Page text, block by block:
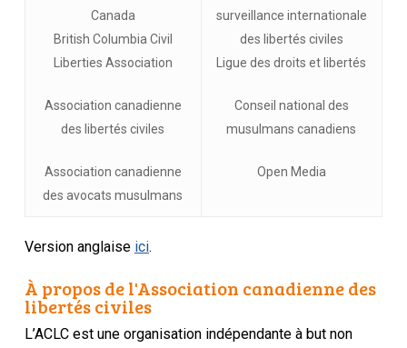
Canada
British Columbia Civil
Liberties Association
Association canadienne
des libertés civiles
Association canadienne
des avocats musulmans
surveillance internationale
des libertés civiles
Ligue des droits et libertés
Conseil national des
musulmans canadiens
Open Media
Version anglaise ici.
À propos de l'Association canadienne des
libertés civiles
L’ACLC est une organisation indépendante à but non